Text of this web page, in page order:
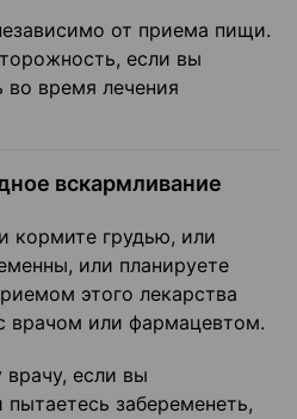
от приема пищи.
если вы
во время лечения
вскармливание
кормите грудью, или
или планируете
этого лекарства
врачом или фармацевтом.
если вы
забеременеть,